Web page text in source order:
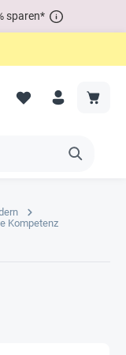
sparen*
Kompetenz